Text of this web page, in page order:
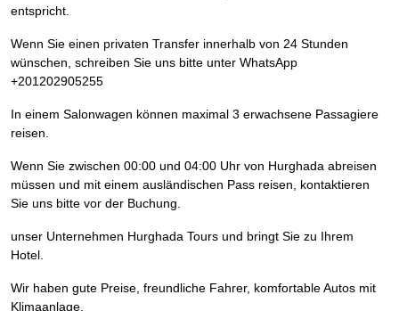
entspricht.
Wenn Sie einen privaten Transfer innerhalb von 24 Stunden
wünschen, schreiben Sie uns bitte unter WhatsApp
+201202905255
In einem Salonwagen können maximal 3 erwachsene Passagiere
reisen.
Wenn Sie zwischen 00:00 und 04:00 Uhr von Hurghada abreisen
müssen und mit einem ausländischen Pass reisen, kontaktieren
Sie uns bitte vor der Buchung.
unser Unternehmen Hurghada Tours und bringt Sie zu Ihrem
Hotel.
Wir haben gute Preise, freundliche Fahrer, komfortable Autos mit
Klimaanlage.